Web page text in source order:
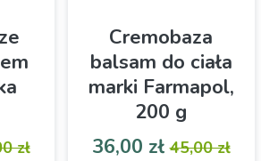
podstawowa
zł
Cremobaza
balsam do ciała
marki Farmapol,
200 g
Cena
36,00 złCena
45,00 zł